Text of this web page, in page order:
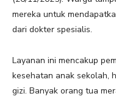
mereka untuk
dari dokter spesialis.
Layanan ini mencakup
kesehatan anak sekolah,
gizi. Banyak orang tua